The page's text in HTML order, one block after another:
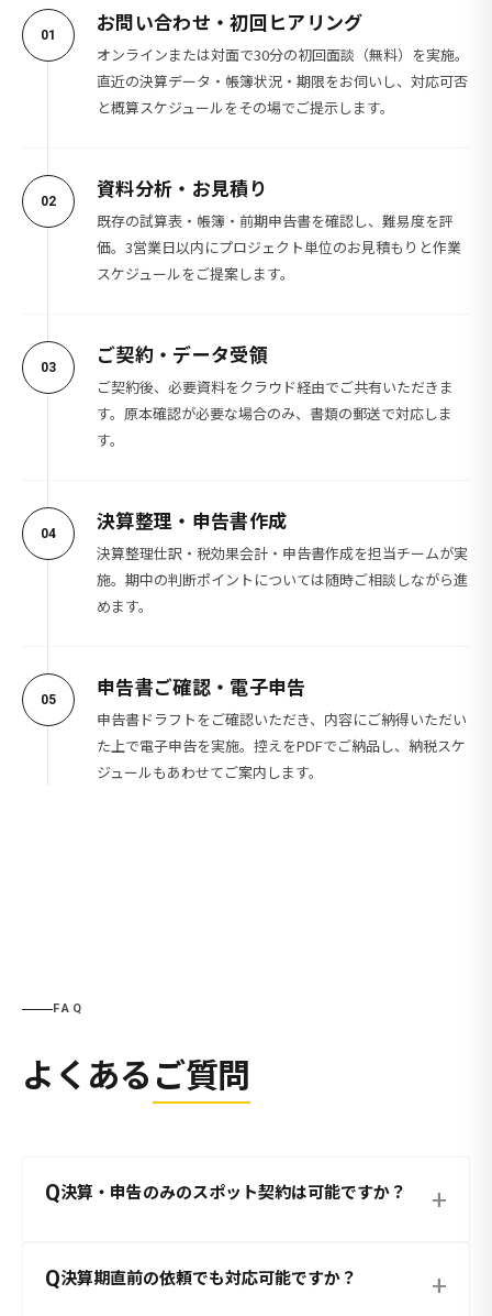
01 お問い合わせ・初回ヒアリング
オンラインまたは対面で30分の初回面談（無料）を実施。
直近の決算データ・帳簿状況・期限をお伺いし、対応可否
と概算スケジュールをその場でご提示します。
02 資料分析・お見積り
既存の試算表・帳簿・前期申告書を確認し、難易度を評
価。3営業日以内にプロジェクト単位のお見積もりと作業
スケジュールをご提案します。
03 ご契約・データ受領
ご契約後、必要資料をクラウド経由でご共有いただきま
す。原本確認が必要な場合のみ、書類の郵送で対応しま
す。
04 決算整理・申告書作成
決算整理仕訳・税効果会計・申告書作成を担当チームが実
施。期中の判断ポイントについては随時ご相談しながら進
めます。
05 申告書ご確認・電子申告
申告書ドラフトをご確認いただき、内容にご納得いただい
た上で電子申告を実施。控えをPDFでご納品し、納税スケ
ジュールもあわせてご案内します。
FAQ
よくあるご質問
Q決算・申告のみのスポット契約は可能ですか？ +
Q決算期直前の依頼でも対応可能ですか？ +